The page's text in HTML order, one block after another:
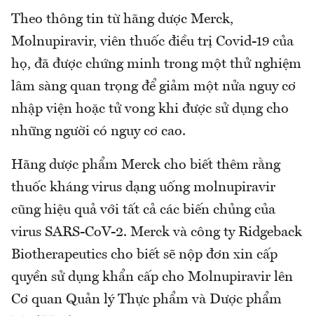
Theo thông tin từ hãng dược Merck,
Molnupiravir, viên thuốc điều trị Covid-19 của
họ, đã được chứng minh trong một thử nghiệm
lâm sàng quan trọng để giảm một nửa nguy cơ
nhập viện hoặc tử vong khi được sử dụng cho
những người có nguy cơ cao.
Hãng dược phẩm Merck cho biết thêm rằng
thuốc kháng virus dạng uống molnupiravir
cũng hiệu quả với tất cả các biến chủng của
virus SARS-CoV-2. Merck và công ty Ridgeback
Biotherapeutics cho biết sẽ nộp đơn xin cấp
quyền sử dụng khẩn cấp cho Molnupiravir lên
Cơ quan Quản lý Thực phẩm và Dược phẩm